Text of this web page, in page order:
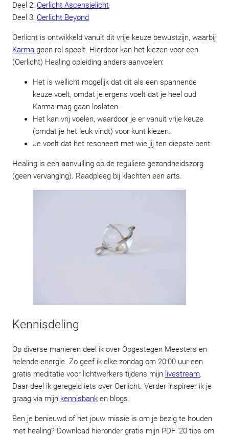
Deel 2: Oerlicht Ascensielicht
Deel 3: Oerlicht Beyond
Oerlicht is ontwikkeld vanuit dit vrije keuze bewustzijn, waarbij
Karma geen rol speelt. Hierdoor kan het kiezen voor een
(Oerlicht) Healing opleiding anders aanvoelen:
Het is wellicht mogelijk dat dit als een spannende
keuze voelt, omdat je ergens voelt dat je heel oud
Karma mag gaan loslaten.
Het kan vrij voelen, waardoor je er vanuit vrije keuze
(omdat je het leuk vindt) voor kunt kiezen.
Je voelt dat het resoneert met wie jij ten diepste bent.
Healing is een aanvulling op de reguliere gezondheidszorg
(geen vervanging). Raadpleeg bij klachten een arts.
Kennisdeling
Op diverse manieren deel ik over Opgestegen Meesters en
helende energie. Zo geef ik elke zondag om 20:00 uur een
gratis meditatie voor lichtwerkers tijdens mijn livestream.
Daar deel ik geregeld iets over Oerlicht. Verder inspireer ik je
graag via mijn kennisbank en blogs.
Ben je benieuwd of het jouw missie is om je bezig te houden
met healing? Download hieronder gratis mijn PDF ’20 tips om